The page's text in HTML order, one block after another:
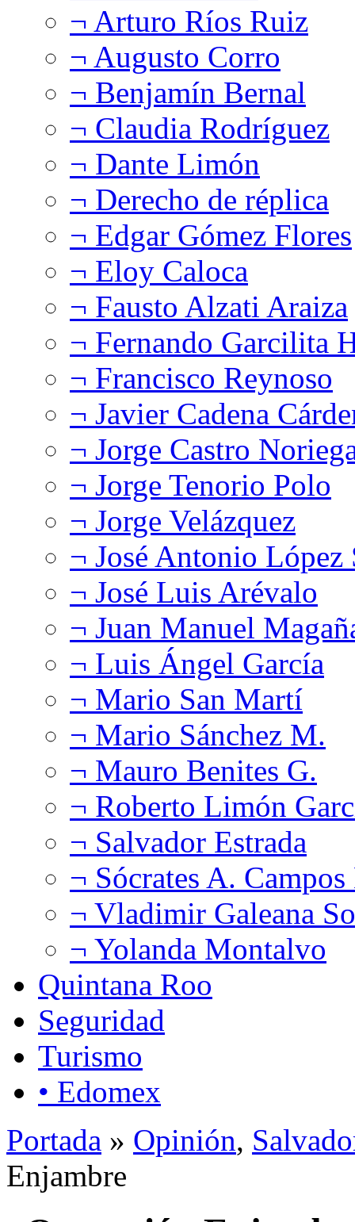
¬ Arturo Ríos Ruiz
¬ Augusto Corro
¬ Benjamín Bernal
¬ Claudia Rodríguez
¬ Dante Limón
¬ Derecho de réplica
¬ Edgar Gómez Flores
¬ Eloy Caloca
¬ Fausto Alzati Araiza
¬ Fernando Garcilita
¬ Francisco Reynoso
¬ Javier Cadena
¬ Jorge Castro
¬ Jorge Tenorio Polo
¬ Jorge Velázquez
¬ José Antonio López
¬ José Luis Arévalo
¬ Juan Manuel
¬ Luis Ángel García
¬ Mario San Martí
¬ Mario Sánchez M.
¬ Mauro Benites G.
¬ Roberto Limón
¬ Salvador Estrada
¬ Sócrates A.
¬ Vladimir Galeana
¬ Yolanda Montalvo
Quintana Roo
Seguridad
Turismo
• Edomex
Portada » Opinión,
Enjambre